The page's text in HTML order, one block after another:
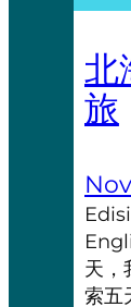
北
旅
天，
索五